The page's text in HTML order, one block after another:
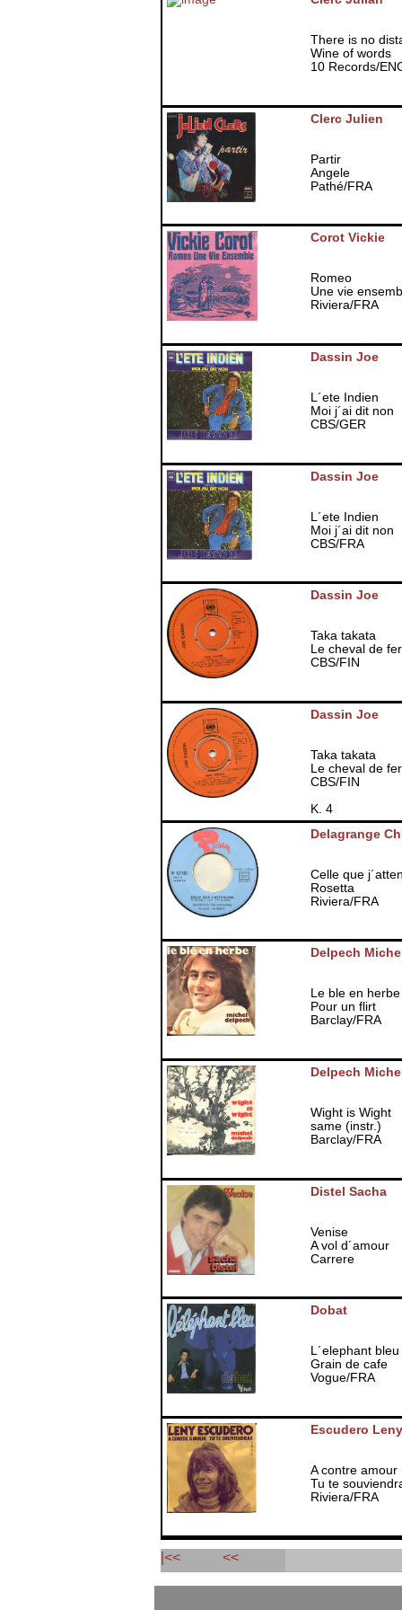
There is no
Wine of words
10 Records/
Clerc Julien
Partir
Angele
Pathé/FRA
Corot Vickie
Romeo
Une vie
Riviera/FRA
Dassin Joe
L´ete Indien
Moi j´ai dit non
CBS/GER
Dassin Joe
L´ete Indien
Moi j´ai dit non
CBS/FRA
Dassin Joe
Taka takata
Le cheval de fer
CBS/FIN
Dassin Joe
Taka takata
Le cheval de fer
CBS/FIN
K. 4
Delagrange
Celle que
Rosetta
Riviera/FRA
Delpech Michel
Le ble en herbe
Pour un flirt
Barclay/FRA
Delpech Michel
Wight is Wight
same (instr.)
Barclay/FRA
Distel Sacha
Venise
A vol d´amour
Carrere
Dobat
L´elephant bleu
Grain de cafe
Vogue/FRA
Escudero Leny
A contre amour
Tu te
Riviera/FRA
|<< <<